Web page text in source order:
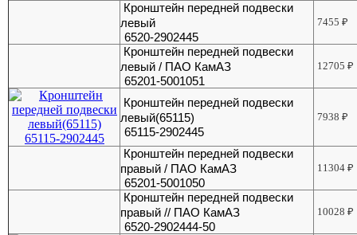
Кронштейн передней подвески
левый
6520-2902445
7455₽
Кронштейн передней подвески
левый / ПАО КамАЗ
65201-5001051
12705₽
Кронштейн передней подвески
левый(65115)
65115-2902445
7938₽
Кронштейн передней подвески
правый / ПАО КамАЗ
65201-5001050
11304₽
Кронштейн передней подвески
правый // ПАО КамАЗ
6520-2902444-50
10028₽